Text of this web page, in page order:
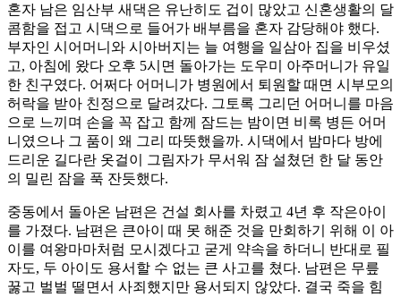
혼자 남은 임산부 새댁은 유난히도 겁이 많았고 신혼생활의 달
콤함을 접고 시댁으로 들어가 배부름을 혼자 감당해야 했다.
부자인 시어머니와 시아버지는 늘 여행을 일삼아 집을 비우셨
고, 아침에 왔다 오후 5시면 돌아가는 도우미 아주머니가 유일
한 친구였다. 어쩌다 어머니가 병원에서 퇴원할 때면 시부모의
허락을 받아 친정으로 달려갔다. 그토록 그리던 어머니를 마음
으로 느끼며 손을 꼭 잡고 함께 잠드는 밤이면 비록 병든 어머
니였으나 그 품이 왜 그리 따뜻했을까. 시댁에서 밤마다 방에
드리운 길다란 옷걸이 그림자가 무서워 잠 설쳤던 한 달 동안
의 밀린 잠을 푹 잔듯했다.
중동에서 돌아온 남편은 건설 회사를 차렸고 4년 후 작은아이
를 가졌다. 남편은 큰아이 때 못 해준 것을 만회하기 위해 이 아
이를 여왕마마처럼 모시겠다고 굳게 약속을 하더니 반대로 필
자도, 두 아이도 용서할 수 없는 큰 사고를 쳤다. 남편은 무릎
꿇고 벌벌 떨면서 사죄했지만 용서되지 않았다. 결국 죽을 힘